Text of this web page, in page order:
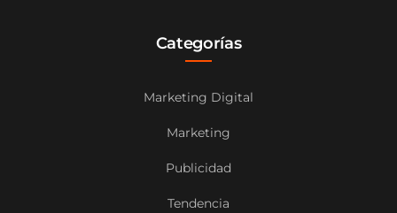
Categorías
Marketing Digital
Marketing
Publicidad
Tendencia